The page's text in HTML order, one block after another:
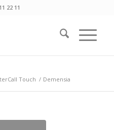
22 11
Touch / Demensia